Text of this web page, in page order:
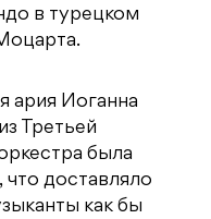
в турецком
ария Иоганна
Третьей
была
что доставляло
как бы